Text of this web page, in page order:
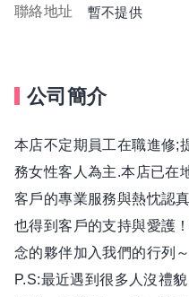
聯絡地址 暫不提供
公司簡介
本店不定期員工在職進修;
務女性客人為主.本店已在
客戶的專業服務與熱忱認
也得到客戶的支持與愛護
念的夥伴加入我們的行列～
P.S:最近遇到很多人沒禮